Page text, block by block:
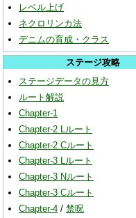
レベル上げ
ネクロリンカ法
デニムの育成・クラス
ステージ攻略
ステージデータの見方
ルート解説
Chapter-1
Chapter-2 Lルート
Chapter-2 Cルート
Chapter-3 Lルート
Chapter-3 Nルート
Chapter-3 Cルート
Chapter-4 / 禁呪